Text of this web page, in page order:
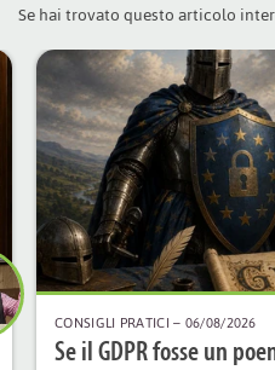
Se hai trovato questo articolo
CONSIGLI PRATICI– 06/08/2026
Se il GDPR fosse un